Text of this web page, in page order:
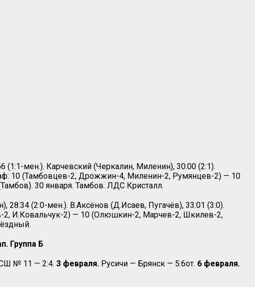
мен.). Карчевский (Черкалин, Миленин), 30:00 (2:1).
10 (Тамбовцев-2, Дрожжин-4, Миленин-2, Румянцев-2) — 10
30 января. Тамбов. ЛДС Кристалл.
(2:0-мен.). В.Аксёнов (Д.Исаев, Пугачёв), 33:01 (3:0).
2, И.Ковальчук-2) — 10 (Олюшкин-2, Марчев-2, Шкилев-2,
Группа Б
№ 11 — 2:4. 3 февраля. Русичи — Брянск — 5:6от. 6 февраля.